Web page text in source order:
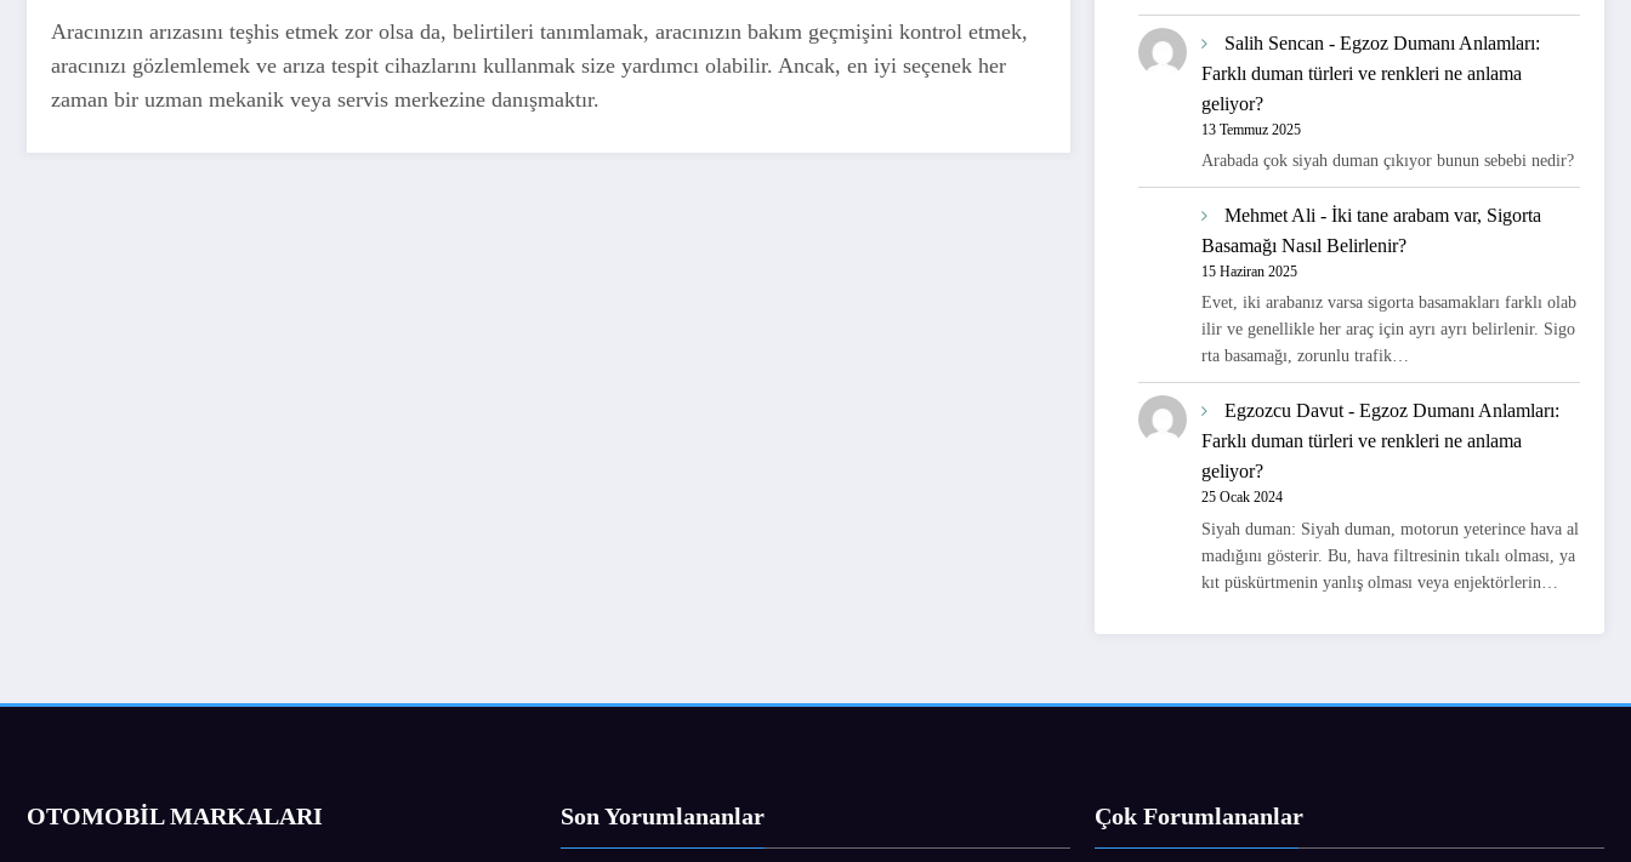
Aracınızın arızasını teşhis etmek zor olsa da, belirtileri tanımlamak, aracınızın bakım geçmişini kontrol etmek,
aracınızı gözlemlemek ve arıza tespit cihazlarını kullanmak size yardımcı olabilir. Ancak, en iyi seçenek her
zaman bir uzman mekanik veya servis merkezine danışmaktır.
Salih Sencan -Egzoz Dumanı Anlamları:
Farklı duman türleri ve renkleri ne anlama
geliyor?
13 Temmuz 2025
Arabada çok siyah duman çıkıyor bunun sebebi nedir?
Mehmet Ali -İki tane arabam var, Sigorta
Basamağı Nasıl Belirlenir?
15 Haziran 2025
Evet, iki arabanız varsa sigorta basamakları farklı olab
ilir ve genellikle her araç için ayrı ayrı belirlenir. Sigo
rta basamağı, zorunlu trafik…
Egzozcu Davut-Egzoz Dumanı Anlamları:
Farklı duman türleri ve renkleri ne anlama
geliyor?
25 Ocak 2024
Siyah duman: Siyah duman, motorun yeterince hava al
madığını gösterir. Bu, hava filtresinin tıkalı olması, ya
kıt püskürtmenin yanlış olması veya enjektörlerin…
OTOMOBİL MARKALARI Son Yorumlananlar Çok Forumlananlar